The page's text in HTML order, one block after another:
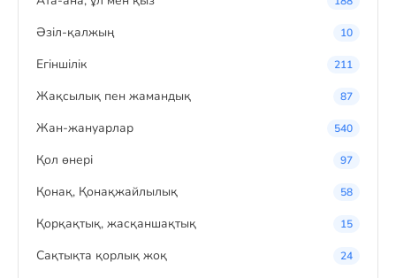
Әзіл-қалжың 10
Егіншілік 211
Жақсылық пен жамандық 87
Жан-жануарлар 540
Қол өнері 97
Қонақ, Қонақжайлылық 58
Қорқақтық, жасқаншақтық 15
Сақтықта қорлық жоқ 24